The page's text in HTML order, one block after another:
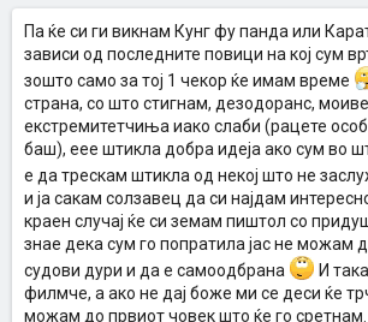
Па ќе си ги викнам Кунг фу панда или
зависи од последните повици на кој сум
зошто само за тој 1 чекор ќе имам време
страна, со што стигнам, дезодоранс, моиве
екстремитетчиња иако слаби (рацете
баш), еее штикла добра идеја ако сум во
е да трескам штикла од некој што не
и ја сакам солзавец да си најдам
краен случај ќе си земам пиштол со
знае дека сум го попратила јас не можам
судови дури и да е самоодбрана
И
филмче, а ако не дај боже ми се деси ќе
можам до првиот човек што ќе го сретнам.